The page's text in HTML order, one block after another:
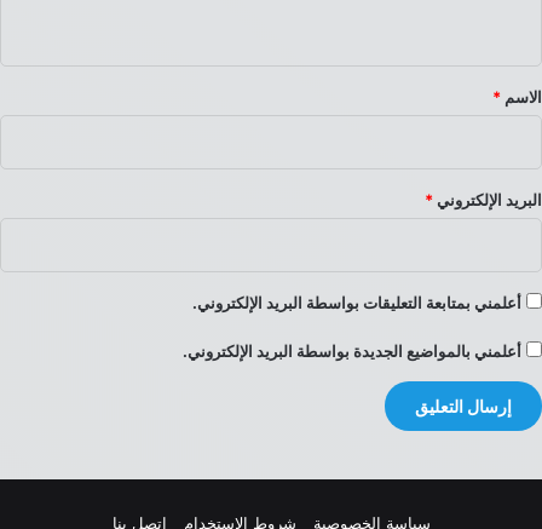
*
الاسم *
البريد الإلكتروني *
أعلمني بمتابعة التعليقات بواسطة البريد الإلكتروني.
أعلمني بالمواضيع الجديدة بواسطة البريد الإلكتروني.
سياسة الخصوصية شروط الاستخدام إتصل بنا